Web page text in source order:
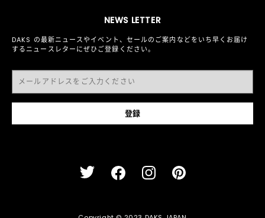
NEWS LETTER
DAKS の最新ニュースやイベント、セールのご案内などをいち早くお届け
するニュースレターにぜひご登録ください。